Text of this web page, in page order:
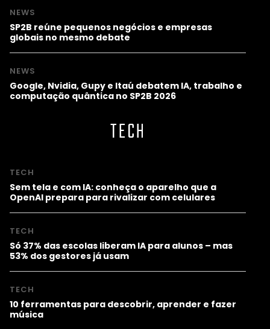
NEWS
SP2B reúne pequenos negócios e empresas
globais no mesmo debate
NEWS
Google, Nvidia, Gupy e Itaú debatem IA, trabalho e
computação quântica no SP2B 2026
TECH
TECH
Sem tela e com IA: conheça o aparelho que a
OpenAI prepara para rivalizar com celulares
TECH
Só 37% das escolas liberam IA para alunos – mas
53% dos gestores já usam
TECH
10 ferramentas para descobrir, aprender e fazer
música